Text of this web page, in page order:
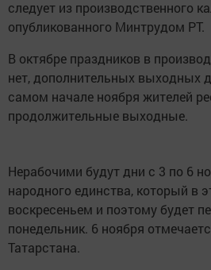
следует из производственного
опубликованного Минтрудом РТ.
В октябре праздников в
нет, дополнительных выходных
самом начале ноября жителей
продолжительные выходные.
Нерабочими будут дни с 3 по 6
народного единства, который в
воскресеньем и поэтому будет
понедельник. 6 ноября
Татарстана.